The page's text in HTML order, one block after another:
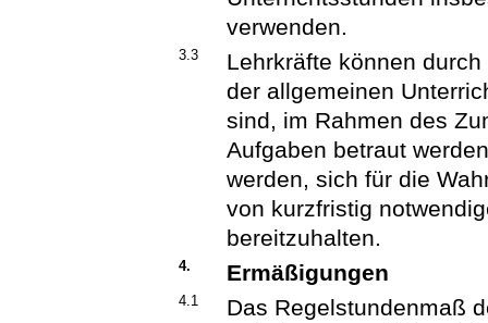
verwenden.
3.3
Lehrkräfte können
der allgemeinen
sind, im Rahmen des
Aufgaben betraut
werden, sich für die
von kurzfristig
bereitzuhalten.
4. Ermäßigungen
4.1
Das Regelstundenmaß